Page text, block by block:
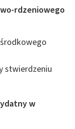
rdzeniowego
stwierdzeniu
w